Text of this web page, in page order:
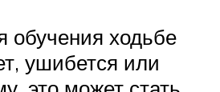
обучения ходьбе
ушибется или